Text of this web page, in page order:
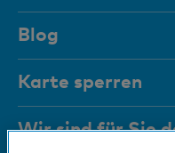
Hilfe & Kontakt
Dokumente
Magazin
Führungsgremien
Blog
Karte sperren
Wir sind für Sie